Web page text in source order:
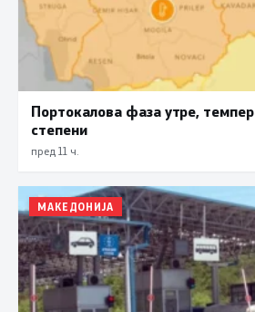
Портокалова фаза утре,
степени
пред 11 ч.
МАКЕДОНИЈА